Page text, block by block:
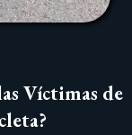
Víctimas de